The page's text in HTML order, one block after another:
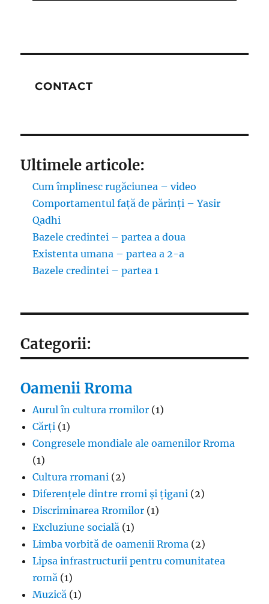
CONTACT
Ultimele articole:
Cum împlinesc rugăciunea – video
Comportamentul față de părinți – Yasir
Qadhi
Bazele credintei – partea a doua
Existenta umana – partea a 2-a
Bazele credintei – partea 1
Categorii:
Oamenii Rroma
Aurul în cultura rromilor (1)
Cărți (1)
Congresele mondiale ale oamenilor Rroma
(1)
Cultura rromani (2)
Diferențele dintre rromi și țigani (2)
Discriminarea Rromilor (1)
Excluziune socială (1)
Limba vorbită de oamenii Rroma (2)
Lipsa infrastructurii pentru comunitatea
romă (1)
Muzică (1)